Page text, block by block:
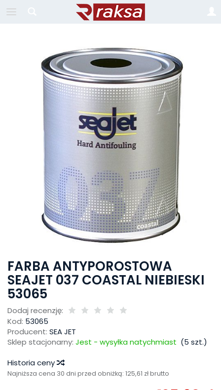
FARBA ANTYPOROSTOWA
SEAJET 037 COASTAL NIEBIESKI
53065
Dodaj recenzję:
Kod: 53065
Producent: SEA JET
Sklep stacjonarny: Jest - wysyłka natychmiast (5 szt.)
Historia ceny
Najniższa cena 30 dni przed obniżką: 125,61 zł brutto